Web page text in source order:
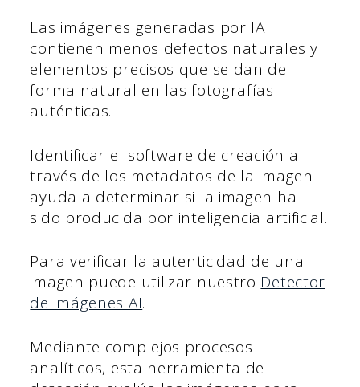
Las imágenes generadas por IA
contienen menos defectos naturales y
elementos precisos que se dan de
forma natural en las fotografías
auténticas.
Identificar el software de creación a
través de los metadatos de la imagen
ayuda a determinar si la imagen ha
sido producida por inteligencia artificial.
Para verificar la autenticidad de una
imagen puede utilizar nuestro Detector
de imágenes AI.
Mediante complejos procesos
analíticos, esta herramienta de